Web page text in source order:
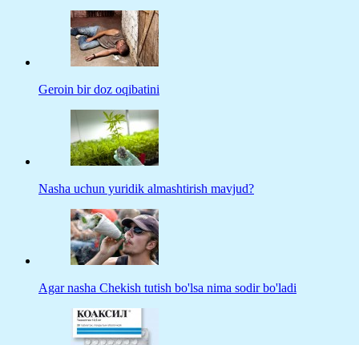
Geroin bir doz oqibatini
Nasha uchun yuridik almashtirish mavjud?
Agar nasha Chekish tutish bo'lsa nima sodir bo'ladi